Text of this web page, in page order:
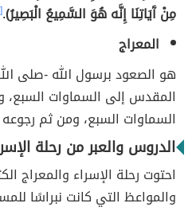
مِنْ آَيَاتِنَا إِنَّه هُوَ السَّمِيعُ الْبَصِيرُ).[٣]
المعراج
هو الصعود برسول الله -صلى
المقدس إلى السماوات
السماوات السبع، ومن ثم
الدروس والعبر من رحلة
احتوت رحلة الإسراء والمعراج
والمواعظ التي كانت نبراسًا